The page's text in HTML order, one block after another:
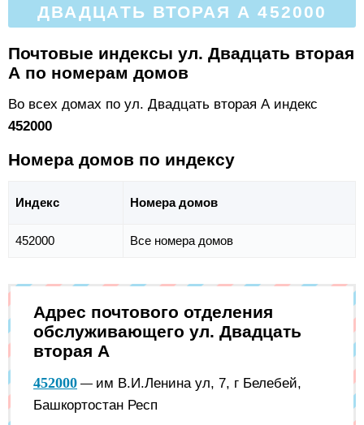
ДВАДЦАТЬ ВТОРАЯ А 452000
Почтовые индексы ул. Двадцать вторая
А по номерам домов
Во всех домах по ул. Двадцать вторая А индекс
452000
Номера домов по индексу
Индекс Номера домов
452000 Все номера домов
Адрес почтового отделения
обслуживающего ул. Двадцать
вторая А
452000 — им В.И.Ленина ул, 7, г Белебей,
Башкортостан Респ